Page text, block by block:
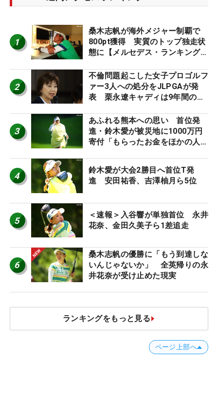
1
桑木志帆が海外メジャー制覇で
800pt獲得 実質のトップ独走状
態に【メルセデス・ランキング番
2
不倫問題起こした女子プロゴルフ
ァー3人への処分をJLPGAが発
表 栗永遼キャディは9年間の立
3
あふれる熊本への思い 首位発
進・鈴木愛が被災地に1000万円
寄付「もらったお金をほかの人
4
鈴木愛が大会2勝目へ首位T発
進 安田祐香、吉澤柚月ら5位
5
＜速報＞入谷響が単独首位 永井
花奈、金田久美子ら1差追走
6
桑木志帆の優勝に「もう到達しな
いんじゃないか」 全英帰りの永
井花奈が受け止めた現実
ランキングをもっと見る
ページ上部へ